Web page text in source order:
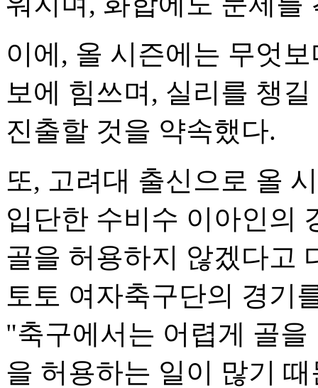
이에, 올 시즌에는 무엇
보에 힘쓰며, 실리를 챙
진출할 것을 약속했다.
또, 고려대 출신으로 올
입단한 수비수 이아인의
골을 허용하지 않겠다고
토토 여자축구단의 경기
"축구에서는 어렵게 골
을 허용하는 일이 많기